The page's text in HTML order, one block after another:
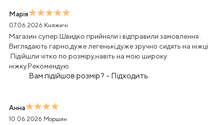
Марія
07.06.2026 Княжичі
Магазин супер.Швидко прийняли і відправили замовлення .
Виглядають гарно,дуже легенькі,дуже зручно сидять на ніжці
.Підійшли чітко по розміру,навіть на мою широку
ніжку.Рекомендую.
Вам підійшов розмір? - Підходить
Анна
10.06.2026 Моршин